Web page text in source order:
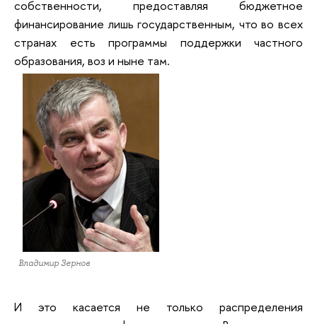
собственности, предоставляя бюджетное
финансирование лишь государственным, что во всех
странах есть программы поддержки частного
образования, воз и ныне там.
Владимир Зернов
И это касается не только распределения